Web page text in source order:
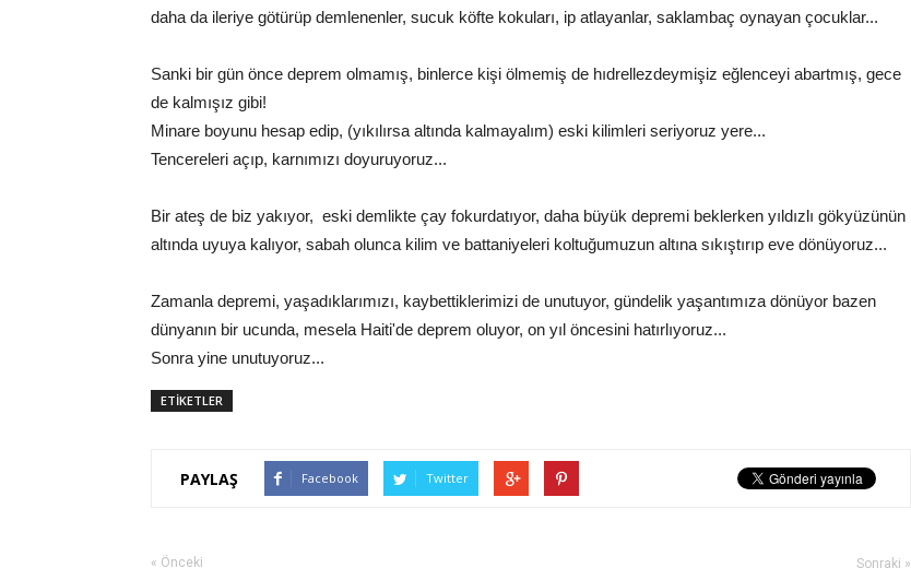
daha da ileriye götürüp demlenenler, sucuk köfte kokuları, ip atlayanlar, saklambaç oynayan çocuklar...
Sanki bir gün önce deprem olmamış, binlerce kişi ölmemiş de hıdrellezdeymişiz eğlenceyi abartmış, gece
de kalmışız gibi!
Minare boyunu hesap edip, (yıkılırsa altında kalmayalım) eski kilimleri seriyoruz yere...
Tencereleri açıp, karnımızı doyuruyoruz...
Bir ateş de biz yakıyor, eski demlikte çay fokurdatıyor, daha büyük depremi beklerken yıldızlı gökyüzünün
altında uyuya kalıyor, sabah olunca kilim ve battaniyeleri koltuğumuzun altına sıkıştırıp eve dönüyoruz...
Zamanla depremi, yaşadıklarımızı, kaybettiklerimizi de unutuyor, gündelik yaşantımıza dönüyor bazen
dünyanın bir ucunda, mesela Haiti'de deprem oluyor, on yıl öncesini hatırlıyoruz...
Sonra yine unutuyoruz...
ETİKETLER
PAYLAŞ Facebook Twitter
« Önceki Sonraki »